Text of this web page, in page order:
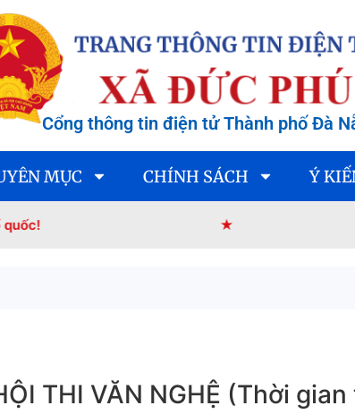
Cổng thông tin điện tử Thành phố Đà
MỤC CHÍNH SÁCH Ý
THI VĂN NGHỆ (Thời